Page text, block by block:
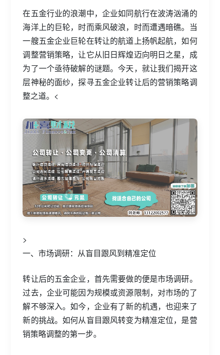
在五金行业的浪潮中，企业如同航行在波涛汹涌的
海洋上的巨轮，时而乘风破浪，时而遭遇暗礁。当
一艘五金企业巨轮在转让的航道上扬帆起航，如何
调整营销策略，让它从旧日辉煌迈向明日之星，成
为了一个亟待破解的谜题。今天，就让我们揭开这
层神秘的面纱，探寻五金企业转让后的营销策略调
整之道。<
>
一、市场调研：从盲目跟风到精准定位
转让后的五金企业，首先需要做的便是市场调研。
过去，企业可能因为规模或资源限制，对市场的了
解不够深入。如今，企业有了新的机遇，也迎来了
新的挑战。如何从盲目跟风转变为精准定位，是营
销策略调整的第一步。